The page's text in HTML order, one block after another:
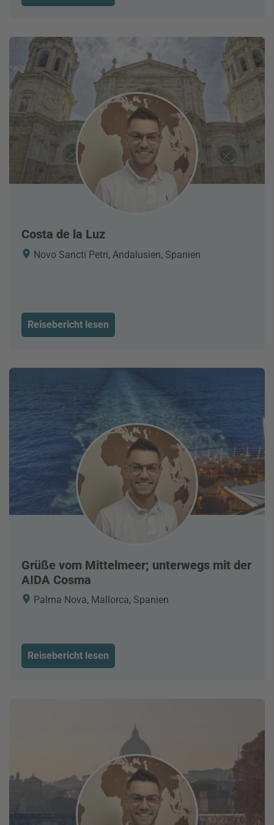
Costa de la Luz
Novo Sancti Petri, Andalusien, Spanien
Reisebericht lesen
Grüße vom Mittelmeer; unterwegs mit der
AIDA Cosma
Palma Nova, Mallorca, Spanien
Reisebericht lesen